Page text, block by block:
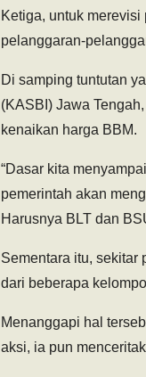
Ketiga, untuk
pelanggaran-
Di samping tuntutan
(KASBI) Jawa
kenaikan harga BBM.
“Dasar kita
pemerintah akan
Harusnya BLT dan
Sementara itu, sekitar
dari beberapa
Menanggapi hal
aksi, ia pun